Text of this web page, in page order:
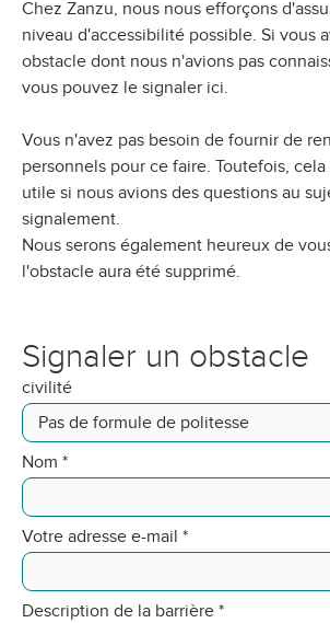
Chez Zanzu, nous nous efforçons
niveau d'accessibilité possible. Si vous
obstacle dont nous n'avions pas
vous pouvez le signaler ici.
Vous n'avez pas besoin de fournir de
personnels pour ce faire. Toutefois,
utile si nous avions des questions au
signalement.
Nous serons également heureux de
l'obstacle aura été supprimé.
Signaler un obstacle
civilité
Nom *
Votre adresse e-mail *
Description de la barrière *